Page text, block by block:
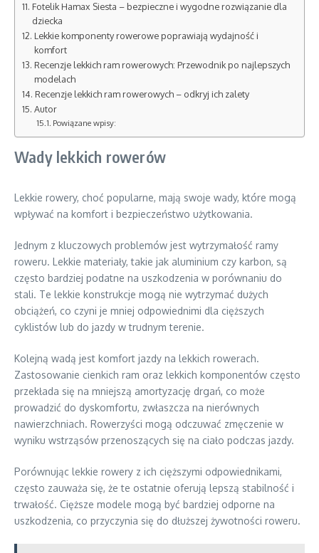
Fotelik Hamax Siesta – bezpieczne i wygodne rozwiązanie dla
dziecka
Lekkie komponenty rowerowe poprawiają wydajność i
komfort
Recenzje lekkich ram rowerowych: Przewodnik po najlepszych
modelach
Recenzje lekkich ram rowerowych – odkryj ich zalety
Autor
Powiązane wpisy:
Wady lekkich rowerów
Lekkie rowery, choć popularne, mają swoje wady, które mogą
wpływać na komfort i bezpieczeństwo użytkowania.
Jednym z kluczowych problemów jest wytrzymałość ramy
roweru. Lekkie materiały, takie jak aluminium czy karbon, są
często bardziej podatne na uszkodzenia w porównaniu do
stali. Te lekkie konstrukcje mogą nie wytrzymać dużych
obciążeń, co czyni je mniej odpowiednimi dla cięższych
cyklistów lub do jazdy w trudnym terenie.
Kolejną wadą jest komfort jazdy na lekkich rowerach.
Zastosowanie cienkich ram oraz lekkich komponentów często
przekłada się na mniejszą amortyzację drgań, co może
prowadzić do dyskomfortu, zwłaszcza na nierównych
nawierzchniach. Rowerzyści mogą odczuwać zmęczenie w
wyniku wstrząsów przenoszących się na ciało podczas jazdy.
Porównując lekkie rowery z ich cięższymi odpowiednikami,
często zauważa się, że te ostatnie oferują lepszą stabilność i
trwałość. Cięższe modele mogą być bardziej odporne na
uszkodzenia, co przyczynia się do dłuższej żywotności roweru.